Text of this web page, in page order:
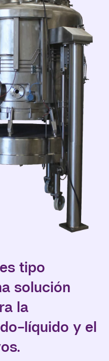
tipo
solución
la
líquido y el